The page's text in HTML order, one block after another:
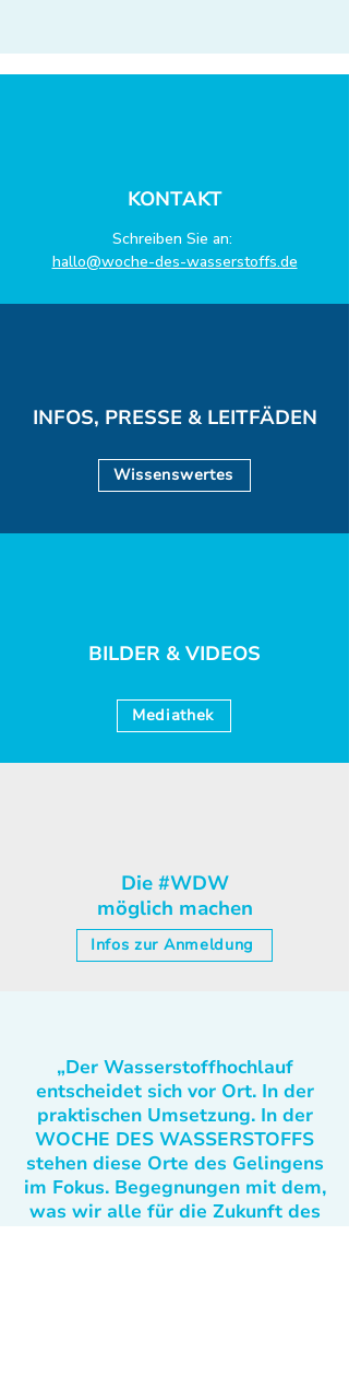
KONTAKT
Schreiben Sie an:
hallo@woche-des-wasserstoffs.de
INFOS, PRESSE & LEITFÄDEN
Wissenswertes
BILDER & VIDEOS
Mediathek
Die #WDW
möglich machen
Infos zur Anmeldung
„Der Wasserstoffhochlauf
entscheidet sich vor Ort. In der
praktischen Umsetzung. In der
WOCHE DES WASSERSTOFFS
stehen diese Orte des Gelingens
im Fokus. Begegnungen mit dem,
was wir alle für die Zukunft des